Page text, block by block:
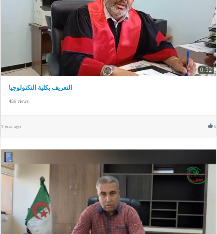
0:52
التعريف بكلية التكنولوجيا
456 views
1 year ago 6